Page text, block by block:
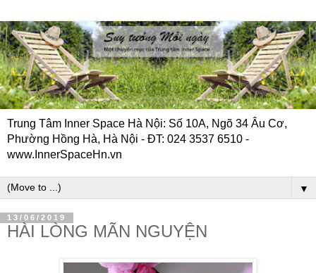
Trung Tâm Inner Space Hà Nội: Số 10A, Ngõ 34 Âu Cơ,
Phường Hồng Hà, Hà Nội - ĐT: 024 3537 6510 -
www.InnerSpaceHn.vn
▼
13/06/2019
HÀI LÒNG MÃN NGUYỆN